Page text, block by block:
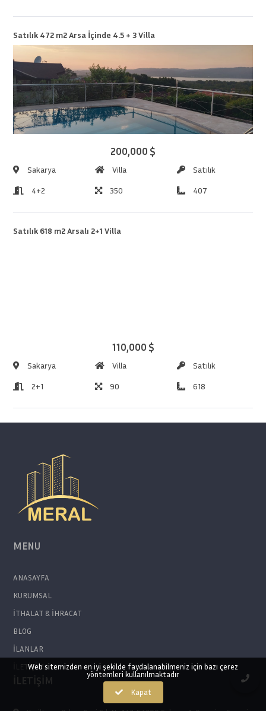
Web sitemizden en iyi şekilde faydalanabilmeniz için bazı çerez
yöntemleri kullanılmaktadır
Kapat
Satılık 472 m2 Arsa İçinde 4.5 + 3 Villa
200,000 $
Sakarya Villa Satılık
4+2 350 407
Satılık 618 m2 Arsalı 2+1 Villa
110,000 $
Sakarya Villa Satılık
2+1 90 618
MENU
ANASAYFA
KURUMSAL
İTHALAT & İHRACAT
BLOG
İLANLAR
İLETİŞİM
İLETİŞİM